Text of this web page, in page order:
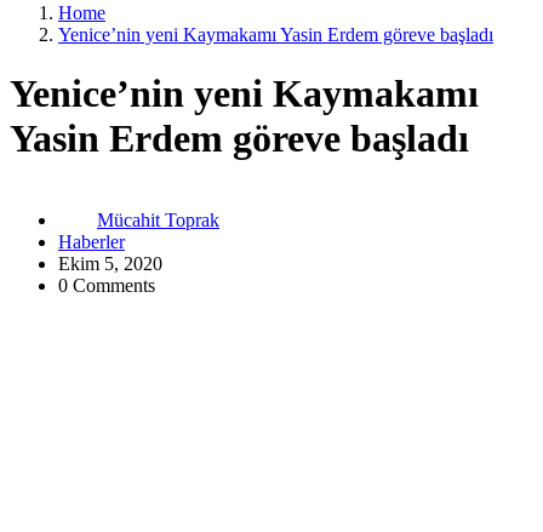
Home
Yenice’nin yeni Kaymakamı Yasin Erdem göreve başladı
Yenice’nin yeni Kaymakamı
Yasin Erdem göreve başladı
Mücahit Toprak
Haberler
Ekim 5, 2020
0 Comments